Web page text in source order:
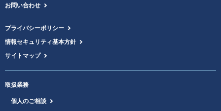
お問い合わせ
プライバシーポリシー
情報セキュリティ基本方針
サイトマップ
取扱業務
個人のご相談